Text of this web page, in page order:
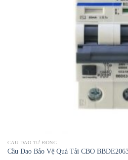
CẦU DAO TỰ ĐỘNG
Cầu Dao Bảo Vệ Quá Tải CBO